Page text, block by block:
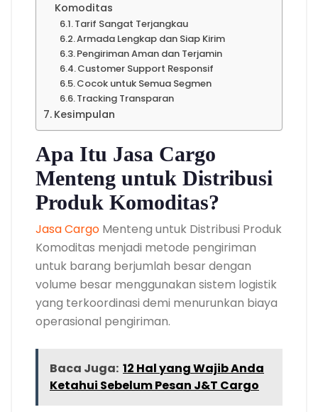
Komoditas
Tarif Sangat Terjangkau
Armada Lengkap dan Siap Kirim
Pengiriman Aman dan Terjamin
Customer Support Responsif
Cocok untuk Semua Segmen
Tracking Transparan
Kesimpulan
Apa Itu Jasa Cargo
Menteng untuk Distribusi
Produk Komoditas?
Jasa Cargo Menteng untuk Distribusi Produk
Komoditas menjadi metode pengiriman
untuk barang berjumlah besar dengan
volume besar menggunakan sistem logistik
yang terkoordinasi demi menurunkan biaya
operasional pengiriman.
Baca Juga: 12 Hal yang Wajib Anda
Ketahui Sebelum Pesan J&T Cargo